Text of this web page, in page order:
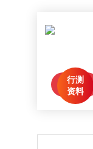
行测
资料
点击领取